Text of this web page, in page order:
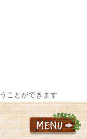
ことができます